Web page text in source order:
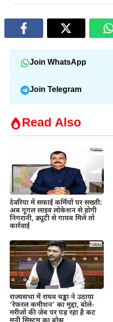
Join WhatsApp
Join Telegram
Read Also
देवरिया में सफाई कर्मियों पर सख्ती:
अब गूगल लाइव लोकेशन से होगी
निगरानी, ड्यूटी से गायब मिले तो
कार्रवाई
राज्यसभा में राघव चड्ढा ने उठाया
‘रेफरल कमीशन’ का मुद्दा, बोले-
मरीजों की जेब पर पड़ रहा है कट